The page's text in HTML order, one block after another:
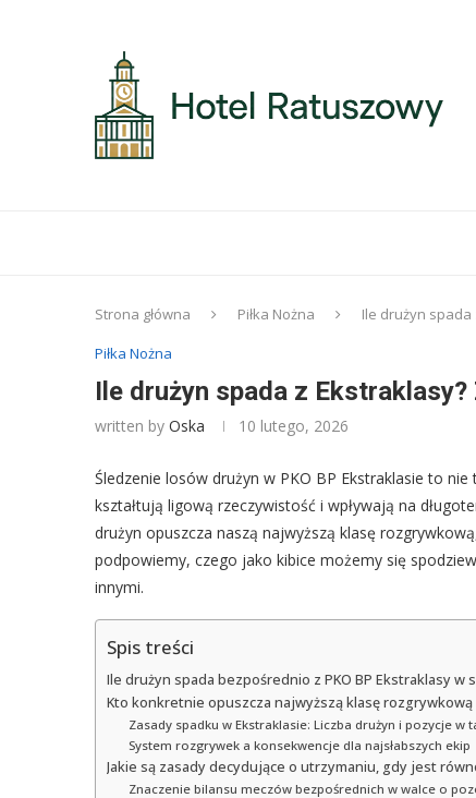
Strona główna Piłka Nożna
Ile drużyn spada
Piłka Nożna
Ile drużyn spada z
written by Oska 10 lutego, 2026
Śledzenie losów drużyn w PKO BP Ekstraklasie to
kształtują ligową rzeczywistość i wpływają na
drużyn opuszcza naszą najwyższą klasę
podpowiemy, czego jako kibice możemy się
innymi.
Spis treści
Ile drużyn spada bezpośrednio z PKO BP Ekstraklasy w
Kto konkretnie opuszcza najwyższą klasę rozgrywkową
Zasady spadku w Ekstraklasie: Liczba drużyn i pozycje w
System rozgrywek a konsekwencje dla najsłabszych ekip
Jakie są zasady decydujące o utrzymaniu, gdy jest
Znaczenie bilansu meczów bezpośrednich w walce o